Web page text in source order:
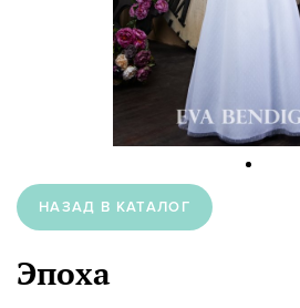
НАЗАД В КАТАЛОГ
Эпоха